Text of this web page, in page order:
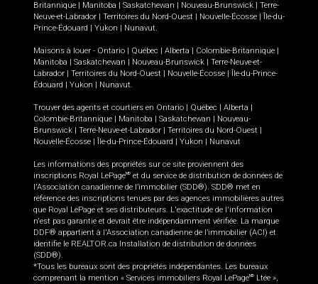
Britannique | Manitoba | Saskatchewan | Nouveau-Brunswick | Terre-
Neuve-et-Labrador | Territoires du Nord-Ouest | Nouvelle-Écosse | Île-du-
Prince-Édouard | Yukon | Nunavut.
Maisons à louer - Ontario | Québec | Alberta | Colombie-Britannique |
Manitoba | Saskatchewan | Nouveau-Brunswick | Terre-Neuve-et-
Labrador | Territoires du Nord-Ouest | Nouvelle-Écosse | Île-du-Prince-
Édouard | Yukon | Nunavut.
Trouver des agents et courtiers en Ontario | Québec | Alberta |
Colombie-Britannique | Manitoba | Saskatchewan | Nouveau-
Brunswick | Terre-Neuve-et-Labrador | Territoires du Nord-Ouest |
Nouvelle-Écosse | Île-du-Prince-Édouard | Yukon | Nunavut
Les informations des propriétés sur ce site proviennent des
inscriptions Royal LePageMD et du service de distribution de données de
l'Association canadienne de l’immobilier (SDD®). SDD® met en
référence des inscriptions tenues par des agences immobilières autres
que Royal LePage et ses distributeurs. L'exactitude de l'information
n'est pas garantie et devrait être indépendamment vérifiée. La marque
DDF® appartient à l'Association canadienne de l’immobilier (ACI) et
identifie le REALTOR.ca Installation de distribution de données
(SDD®).
*Tous les bureaux sont des propriétés indépendantes. Les bureaux
comprenant la mention « Services immobiliers Royal LePageMD
Ltée »,